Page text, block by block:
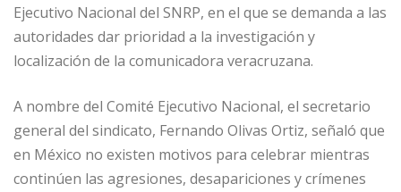
Ejecutivo Nacional del SNRP, en el que se demanda a las
autoridades dar prioridad a la investigación y
localización de la comunicadora veracruzana.
A nombre del Comité Ejecutivo Nacional, el secretario
general del sindicato, Fernando Olivas Ortiz, señaló que
en México no existen motivos para celebrar mientras
continúen las agresiones, desapariciones y crímenes